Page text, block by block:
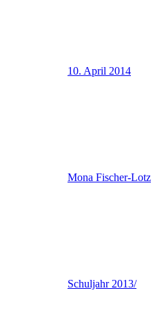
10. April 2014
Mona Fischer-Lotz
Schuljahr 2013/